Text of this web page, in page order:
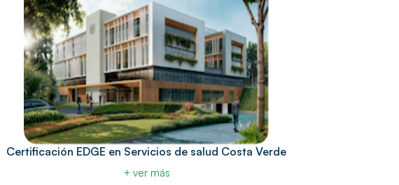
Certificación EDGE en Servicios de salud Costa Verde
+ ver más